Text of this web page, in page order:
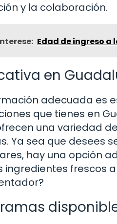
y la colaboración.
Edad de ingreso a
en
adecuada es
que tienes en
una variedad
Ya sea que desees
hay una opción
ingredientes frescos